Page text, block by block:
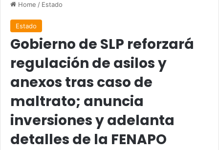
Home / Estado
Estado
Gobierno de SLP reforzará
regulación de asilos y
anexos tras caso de
maltrato; anuncia
inversiones y adelanta
detalles de la FENAPO